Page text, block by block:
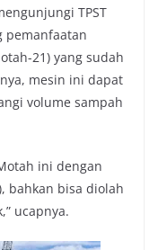
TPST
pemanfaatan
21) yang sudah
mesin ini dapat
volume sampah
ini dengan
bahkan bisa diolah
ucapnya.